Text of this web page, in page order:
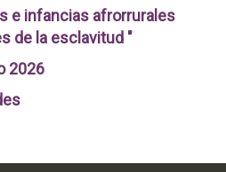
e infancias afrorrurales
de la esclavitud "
2026